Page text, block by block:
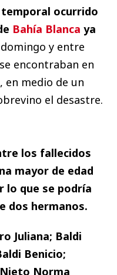
ocurrido
Bahía Blanca ya
y entre
encontraban en
en medio de un
el desastre.
los fallecidos
mayor de edad
lo que se podría
dos hermanos.
Juliana; Baldi
Benicio;
Norma